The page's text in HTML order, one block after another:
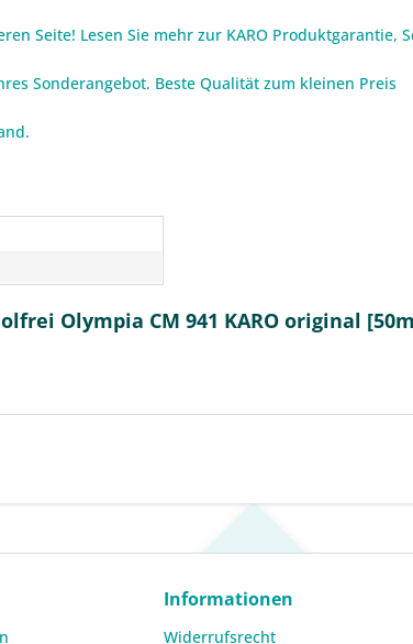
Seite! Lesen Sie mehr zur KARO Produktgarantie,
Sonderangebot. Beste Qualität zum kleinen Preis
Olympia CM 941 KARO original
Informationen
Widerrufsrecht